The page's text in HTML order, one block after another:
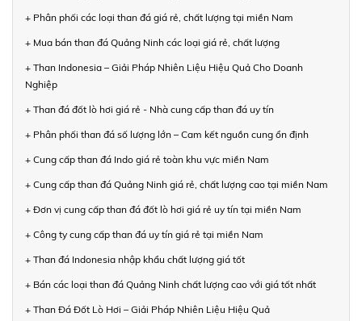
+ Phân phối các loại than đá giá rẻ, chất lượng tại miền Nam
+ Mua bán than đá Quảng Ninh các loại giá rẻ, chất lượng
+ Than Indonesia – Giải Pháp Nhiên Liệu Hiệu Quả Cho Doanh
Nghiệp
+ Than đá đốt lò hơi giá rẻ - Nhà cung cấp than đá uy tín
+ Phân phối than đá số lượng lớn – Cam kết nguồn cung ổn định
+ Cung cấp than đá Indo giá rẻ toàn khu vực miền Nam
+ Cung cấp than đá Quảng Ninh giá rẻ, chất lượng cao tại miền Nam
+ Đơn vị cung cấp than đá đốt lò hơi giá rẻ uy tín tại miền Nam
+ Công ty cung cấp than đá uy tín giá rẻ tại miền Nam
+ Than đá Indonesia nhập khẩu chất lượng giá tốt
+ Bán các loại than đá Quảng Ninh chất lượng cao với giá tốt nhất
+ Than Đá Đốt Lò Hơi – Giải Pháp Nhiên Liệu Hiệu Quả